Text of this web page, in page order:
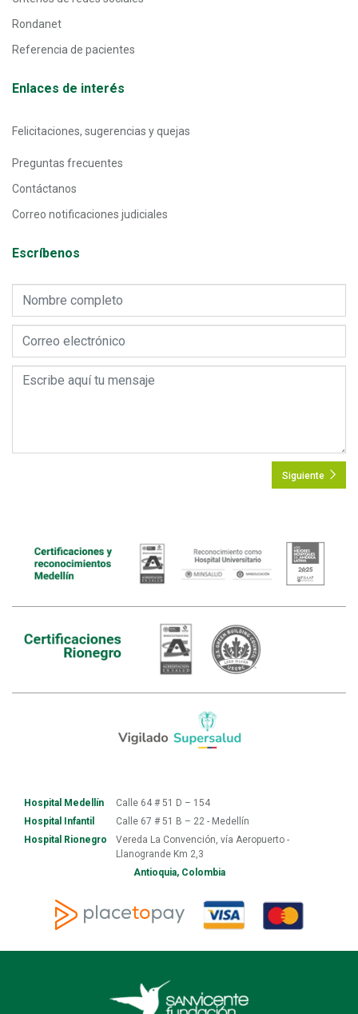
Rondanet
Referencia de pacientes
Enlaces de interés
Felicitaciones, sugerencias y quejas
Preguntas frecuentes
Contáctanos
Correo notificaciones judiciales
Escríbenos
Siguiente
Hospital Medellín
Calle 64 # 51 D – 154
Hospital Infantil
Calle 67 # 51 B – 22 - Medellín
Hospital Rionegro
Vereda La Convención, vía Aeropuerto -
Llanogrande Km 2,3
Antioquia, Colombia